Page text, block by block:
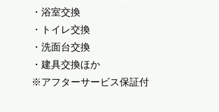
・浴室交換
・トイレ交換
・洗面台交換
・建具交換ほか
※アフターサービス保証付